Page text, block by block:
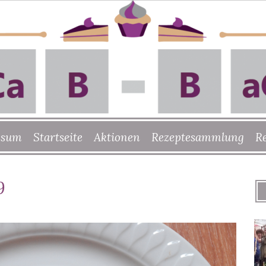
Startseite Aktionen Rezeptesammlung